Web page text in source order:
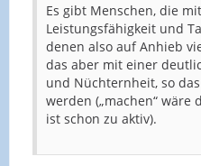
Es gibt Menschen, die
Leistungsfähigkeit und
denen also auf Anhieb
das aber mit einer
und Nüchternheit, so
werden („machen“ wäre
ist schon zu aktiv).